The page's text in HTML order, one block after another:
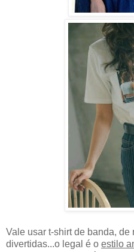
Vale usar t-shirt de banda, de
divertidas...o legal é o estilo